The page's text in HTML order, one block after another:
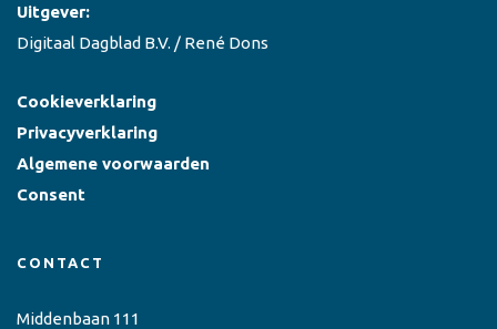
Uitgever:
Digitaal Dagblad B.V. / René Dons
Cookieverklaring
Privacyverklaring
Algemene voorwaarden
Consent
CONTACT
Middenbaan 111